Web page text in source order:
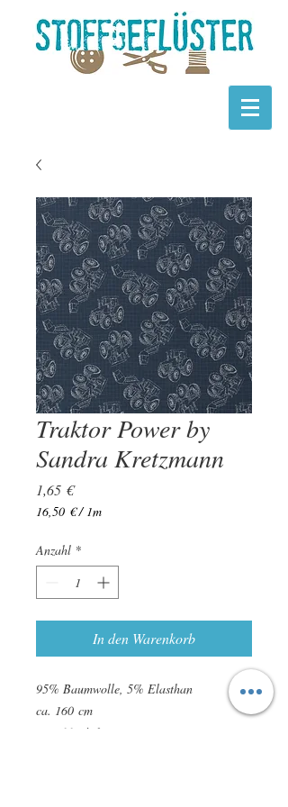
Traktor Power by
Sandra Kretzmann
1,65 €Preis
16,50 € /1m
pro
1
Anzahl *
In den Warenkorb
95% Baumwolle, 5% Elasthan
ca. 160 cm
ca. 200 g/m²